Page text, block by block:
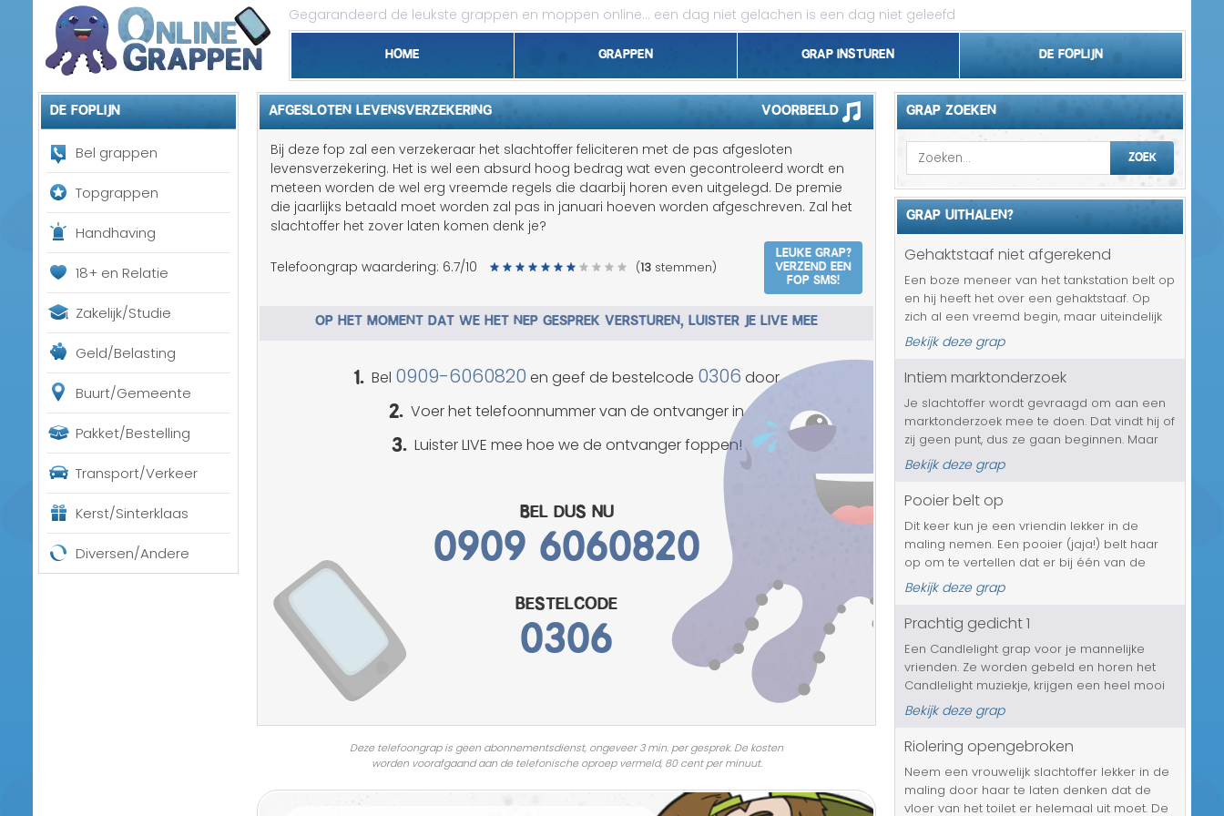
Gegarandeerd de leukste grappen en moppen online... een dag niet gelachen is een dag niet geleefd
Home Grappen
1 april grappen
Belgen grappen
Dieren grappen
Droge grappen
Jantje grappen
Slechte grappen
Turken grappen
Grap insturen De foplijn
Bel grappen
Topgrappen
18+ en Relatie
Zakelijk/Studie
Geld/Belasting
Buurt/Gemeente
Pakket/Bestelling
Transport/Verkeer
Kerst/Sinterklaas
Diversen/Andere
De foplijn
Bel grappen
Topgrappen
Handhaving
18+ en Relatie
Zakelijk/Studie
Geld/Belasting
Buurt/Gemeente
Pakket/Bestelling
Transport/Verkeer
Kerst/Sinterklaas
Diversen/Andere
AFGESLOTEN LEVENSVERZEKERING Voorbeeld
Bij deze fop zal een verzekeraar het slachtoffer feliciteren met de pas afgesloten
levensverzekering. Het is wel een absurd hoog bedrag wat even gecontroleerd wordt en
meteen worden de wel erg vreemde regels die daarbij horen even uitgelegd. De premie
die jaarlijks betaald moet worden zal pas in januari hoeven worden afgeschreven. Zal het
slachtoffer het zover laten komen denk je?
Telefoongrap waardering: 6.7/10 (13 stemmen)
Leuke grap?
Verzend een
fop SMS!
OP HET MOMENT DAT WE HET NEP GESPREK VERSTUREN, LUISTER JE LIVE MEE
1. Bel 0909-6060820 en geef de bestelcode 0306 door
2. Voer het telefoonnummer van de ontvanger in
3. Luister LIVE mee hoe we de ontvanger foppen!
Bel dus nu
0909 6060820
bestelcode
0306
Deze telefoongrap is geen abonnementsdienst, ongeveer 3 min. per gesprek. De kosten
worden voorafgaand aan de telefonische oproep vermeld, 80 cent per minuut.
GRAP ZOEKEN
ZOEK
GRAP UITHALEN?
Gehaktstaaf niet afgerekend
Een boze meneer van het tankstation belt op
en hij heeft het over een gehaktstaaf. Op
zich al een vreemd begin, maar uiteindelijk
komt je slachtoffer er dan achter dat die
staaf nooit is afgerekend. Dus als hij nog
even langs wil komen om t...
Bekijk deze grap
Intiem marktonderzoek
Je slachtoffer wordt gevraagd om aan een
marktonderzoek mee te doen. Dat vindt hij of
zij geen punt, dus ze gaan beginnen. Maar
de vragen worden steeds persoonlijker en
intiemer, totdat het op een punt is gekomen
waarbij het slachtoffer wel...
Bekijk deze grap
Pooier belt op
Dit keer kun je een vriendin lekker in de
maling nemen. Een pooier (jaja!) belt haar
op om te vertellen dat er bij één van de
hoeren nog een horloge is blijven liggen en
dat het laatste bezoekje niet is betaald. Dat
zal haar man zeer op p...
Bekijk deze grap
Prachtig gedicht 1
Een Candlelight grap voor je mannelijke
vrienden. Ze worden gebeld en horen het
Candlelight muziekje, krijgen een heel mooi
gedicht te horen en dan. Ja, wat er dan
allemaal gaat gebeuren, dat hadden ze niet
aan zien komen. Echt de moeite wa...
Bekijk deze grap
Riolering opengebroken
Neem een vrouwelijk slachtoffer lekker in de
maling door haar te laten denken dat de
vloer van het toilet er helemaal uit moet. De